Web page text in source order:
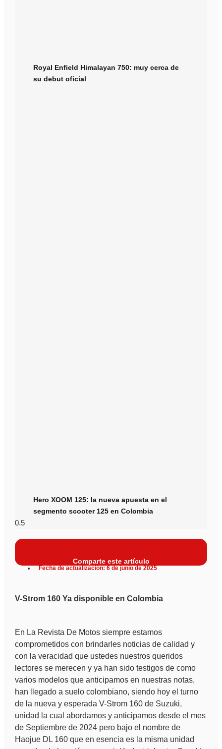
Royal Enfield Himalayan 750: muy cerca de
su debut oficial
Hero XOOM 125: la nueva apuesta en el
segmento scooter 125 en Colombia
Comparte este artículo
Fecha de actualización: 6 de junio de 2025
V-Strom 160 Ya disponible en Colombia
En La Revista De Motos siempre estamos
comprometidos con brindarles noticias de calidad y
con la veracidad que ustedes nuestros queridos
lectores se merecen y ya han sido testigos de como
varios modelos que anticipamos en nuestras notas,
han llegado a suelo colombiano, siendo hoy el turno
de la nueva y esperada V-Strom 160 de Suzuki,
unidad la cual abordamos y anticipamos desde el mes
de Septiembre de 2024 pero bajo el nombre de
Haojue DL 160 que en esencia es la misma unidad